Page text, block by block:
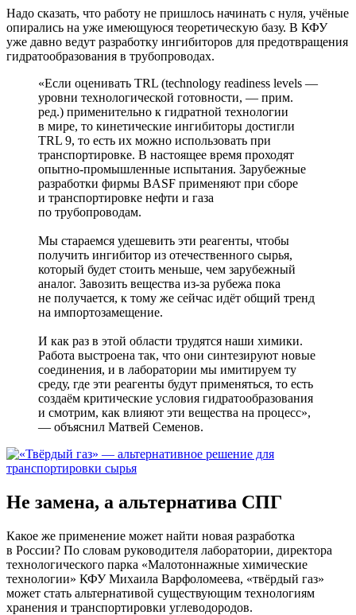
Надо сказать, что работу не пришлось начинать с нуля, учёные
опирались на уже имеющуюся теоретическую базу. В КФУ
уже давно ведут разработку ингибиторов для предотвращения
гидратообразования в трубопроводах.
«Если оценивать TRL (technology readiness levels ―
уровни технологической готовности, ― прим.
ред.) применительно к гидратной технологии
в мире, то кинетические ингибиторы достигли
TRL 9, то есть их можно использовать при
транспортировке. В настоящее время проходят
опытно-­промышленные испытания. Зарубежные
разработки фирмы BASF применяют при сборе
и транспортировке нефти и газа
по трубопроводам.
Мы стараемся удешевить эти реагенты, чтобы
получить ингибитор из отечественного сырья,
который будет стоить меньше, чем зарубежный
аналог. Завозить вещества из-за рубежа пока
не получается, к тому же сейчас идёт общий тренд
на импортозамещение.
И как раз в этой области трудятся наши химики.
Работа выстроена так, что они синтезируют новые
соединения, и в лаборатории мы имитируем ту
среду, где эти реагенты будут применяться, то есть
создаём критические условия гидратообразования
и смотрим, как влияют эти вещества на процесс»,
― объяснил Матвей Семенов.
Не замена, а альтернатива СПГ
Какое же применение может найти новая разработка
в России? По словам руководителя лаборатории, директора
технологического парка «Малотоннажные химические
технологии» КФУ Михаила Варфоломеева, «твёрдый газ»
может стать альтернативой существующим технологиям
хранения и транспортировки углеводородов.